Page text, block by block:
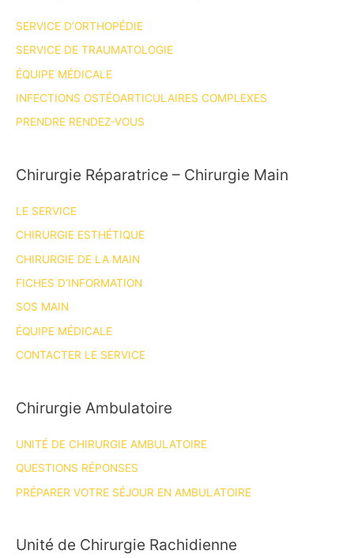
SERVICE D’ORTHOPÉDIE
SERVICE DE TRAUMATOLOGIE
ÉQUIPE MÉDICALE
INFECTIONS OSTÉOARTICULAIRES COMPLEXES
PRENDRE RENDEZ-VOUS
Chirurgie Réparatrice – Chirurgie Main
LE SERVICE
CHIRURGIE ESTHÉTIQUE
CHIRURGIE DE LA MAIN
FICHES D’INFORMATION
SOS MAIN
ÉQUIPE MÉDICALE
CONTACTER LE SERVICE
Chirurgie Ambulatoire
UNITÉ DE CHIRURGIE AMBULATOIRE
QUESTIONS RÉPONSES
PRÉPARER VOTRE SÉJOUR EN AMBULATOIRE
Unité de Chirurgie Rachidienne